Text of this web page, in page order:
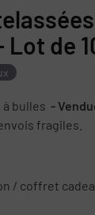
de
bulles -
fragiles.
/ coffret